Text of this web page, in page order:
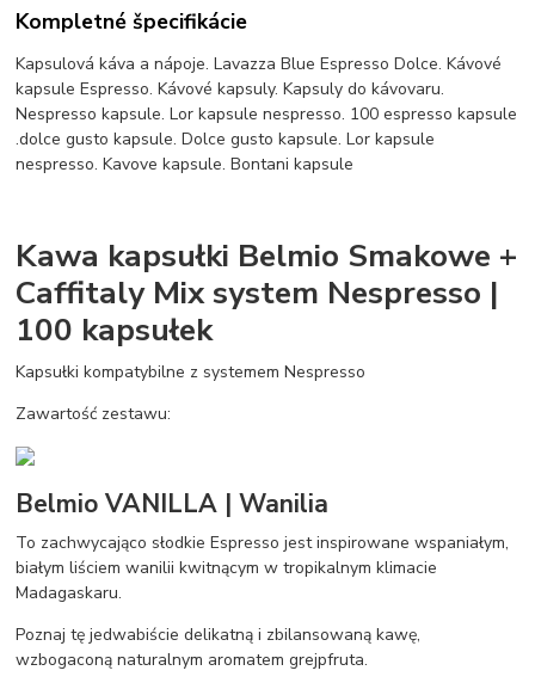
Kompletné špecifikácie
Kapsulová káva a nápoje. Lavazza Blue Espresso Dolce. Kávové
kapsule Espresso. Kávové kapsuly. Kapsuly do kávovaru.
Nespresso kapsule. Lor kapsule nespresso. 100 espresso kapsule
.dolce gusto kapsule. Dolce gusto kapsule. Lor kapsule
nespresso. Kavove kapsule. Bontani kapsule
Kawa kapsułki Belmio Smakowe +
Caffitaly Mix system Nespresso |
100 kapsułek
Kapsułki kompatybilne z systemem Nespresso
Zawartość zestawu:
Belmio VANILLA | Wanilia
To zachwycająco słodkie Espresso jest inspirowane wspaniałym,
białym liściem wanilii kwitnącym w tropikalnym klimacie
Madagaskaru.
Poznaj tę jedwabiście delikatną i zbilansowaną kawę,
wzbogaconą naturalnym aromatem grejpfruta.